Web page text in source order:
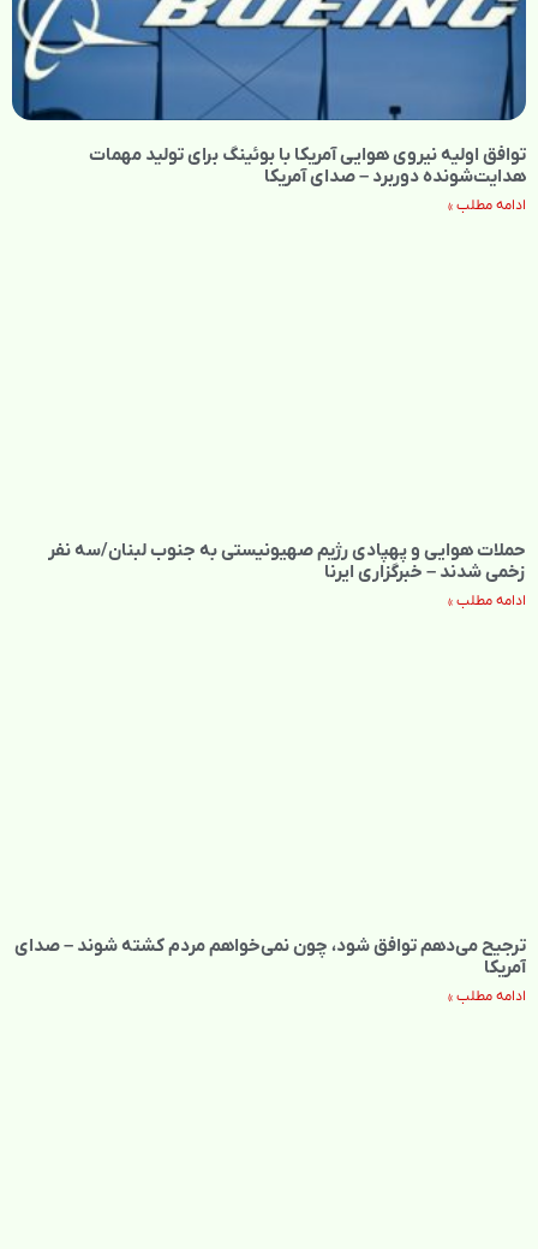
توافق اولیه نیروی هوایی آمریکا با بوئینگ برای تولید مهمات
هدایت‌شونده دوربرد – صدای آمریکا
ادامه مطلب »
حملات هوایی و پهپادی رژیم صهیونیستی به جنوب لبنان/سه نفر
زخمی شدند – خبرگزاری ایرنا
ادامه مطلب »
ترجیح می‌دهم توافق شود، چون نمی‌خواهم مردم کشته شوند – صدای
آمریکا
ادامه مطلب »